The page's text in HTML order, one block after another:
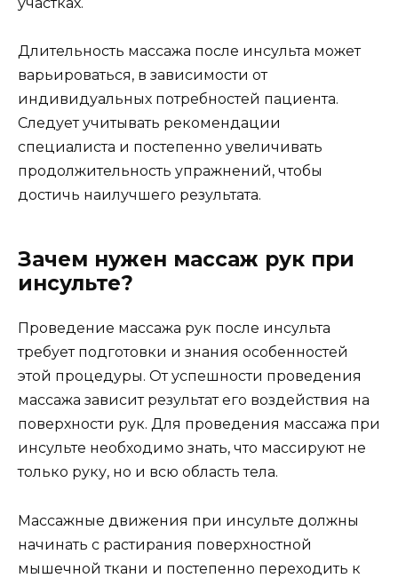
Длительность массажа после инсульта может
варьироваться, в зависимости от
индивидуальных потребностей пациента.
Следует учитывать рекомендации
специалиста и постепенно увеличивать
продолжительность упражнений, чтобы
достичь наилучшего результата.
Зачем нужен массаж рук при
инсульте?
Проведение массажа рук после инсульта
требует подготовки и знания особенностей
этой процедуры. От успешности проведения
массажа зависит результат его воздействия на
поверхности рук. Для проведения массажа при
инсульте необходимо знать, что массируют не
только руку, но и всю область тела.
Массажные движения при инсульте должны
начинать с растирания поверхностной
мышечной ткани и постепенно переходить к